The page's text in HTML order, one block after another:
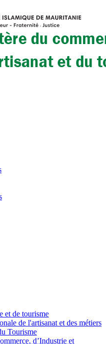
et de tourisme
de l'artisanat et des métiers
Tourisme
d’Industrie et